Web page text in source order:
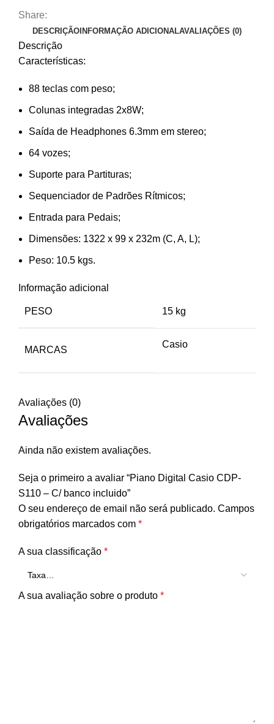
-
banco
incluido
Share:
DESCRIÇÃOINFORMAÇÃO ADICIONALAVALIAÇÕES (0)
Descrição
Características:
88 teclas com peso;
Colunas integradas 2x8W;
Saída de Headphones 6.3mm em stereo;
64 vozes;
Suporte para Partituras;
Sequenciador de Padrões Rítmicos;
Entrada para Pedais;
Dimensões: 1322 x 99 x 232m (C, A, L);
Peso: 10.5 kgs.
Informação adicional
PESO 15 kg
MARCAS
Casio
Avaliações (0)
Avaliações
Ainda não existem avaliações.
Seja o primeiro a avaliar “Piano Digital Casio CDP-
S110 – C/ banco incluido”
O seu endereço de email não será publicado. Campos
obrigatórios marcados com *
A sua classificação *
A sua avaliação sobre o produto *